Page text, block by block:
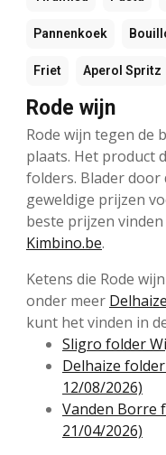
Pannenkoek
Friet Aperol Spritz
Rode wijn
Rode wijn tegen de
plaats. Het product
folders. Blader door
geweldige prijzen
beste prijzen
Kimbino.be.
Ketens die Rode
onder meer Delhaize
kunt het vinden in
Sligro folder
Delhaize
12/08/2026)
Vanden Borre
21/04/2026)